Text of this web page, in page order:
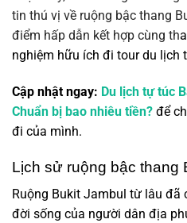
tin thú vị về ruộng bậc thang
điểm hấp dẫn kết hợp cùng th
nghiệm hữu ích đi tour du lịch
Cập nhật ngay: Du lịch tự túc
Chuẩn bị bao nhiêu tiền? để
đi của mình.
Lịch sử ruộng bậc thang
Ruộng Bukit Jambul từ lâu đã
đời sống của người dân địa